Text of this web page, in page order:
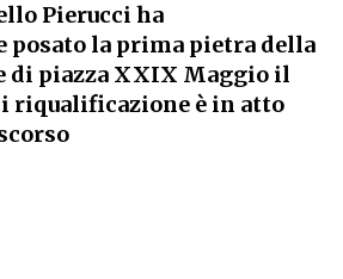
Pierucci ha
posato la prima pietra della
di piazza XXIX Maggio il
riqualificazione è in atto